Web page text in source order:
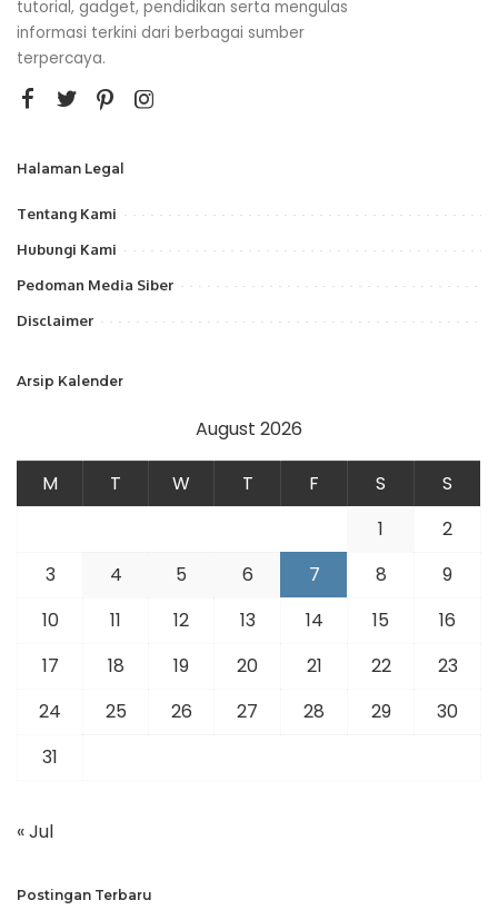
tutorial, gadget, pendidikan serta mengulas
informasi terkini dari berbagai sumber
terpercaya.
Halaman Legal
Tentang Kami
Hubungi Kami
Pedoman Media Siber
Disclaimer
Arsip Kalender
August 2026
M T W T F S
S
1
2
3
4 5 6 7 8
9
10
11 12 13 14 15
16
17
18 19 20 21 22
23
24
25 26 27 28 29
30
31
« Jul
Postingan Terbaru